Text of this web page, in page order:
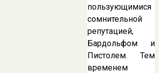
пользующимися
сомнительной
репутацией,
Бардольфом и
Пистолем. Тем
временем